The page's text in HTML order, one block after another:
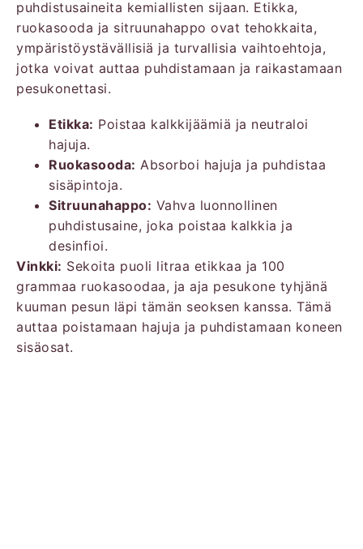
puhdistusaineita kemiallisten sijaan. Etikka,
ruokasooda ja sitruunahappo ovat tehokkaita,
ympäristöystävällisiä ja turvallisia vaihtoehtoja,
jotka voivat auttaa puhdistamaan ja raikastamaan
pesukonettasi.
Etikka: Poistaa kalkkijäämiä ja neutraloi
hajuja.
Ruokasooda: Absorboi hajuja ja puhdistaa
sisäpintoja.
Sitruunahappo: Vahva luonnollinen
puhdistusaine, joka poistaa kalkkia ja
desinfioi.
Vinkki: Sekoita puoli litraa etikkaa ja 100
grammaa ruokasoodaa, ja aja pesukone tyhjänä
kuuman pesun läpi tämän seoksen kanssa. Tämä
auttaa poistamaan hajuja ja puhdistamaan koneen
sisäosat.